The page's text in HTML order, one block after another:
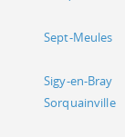
Sept-Meules
Sigy-en-Bray
Sorquainville